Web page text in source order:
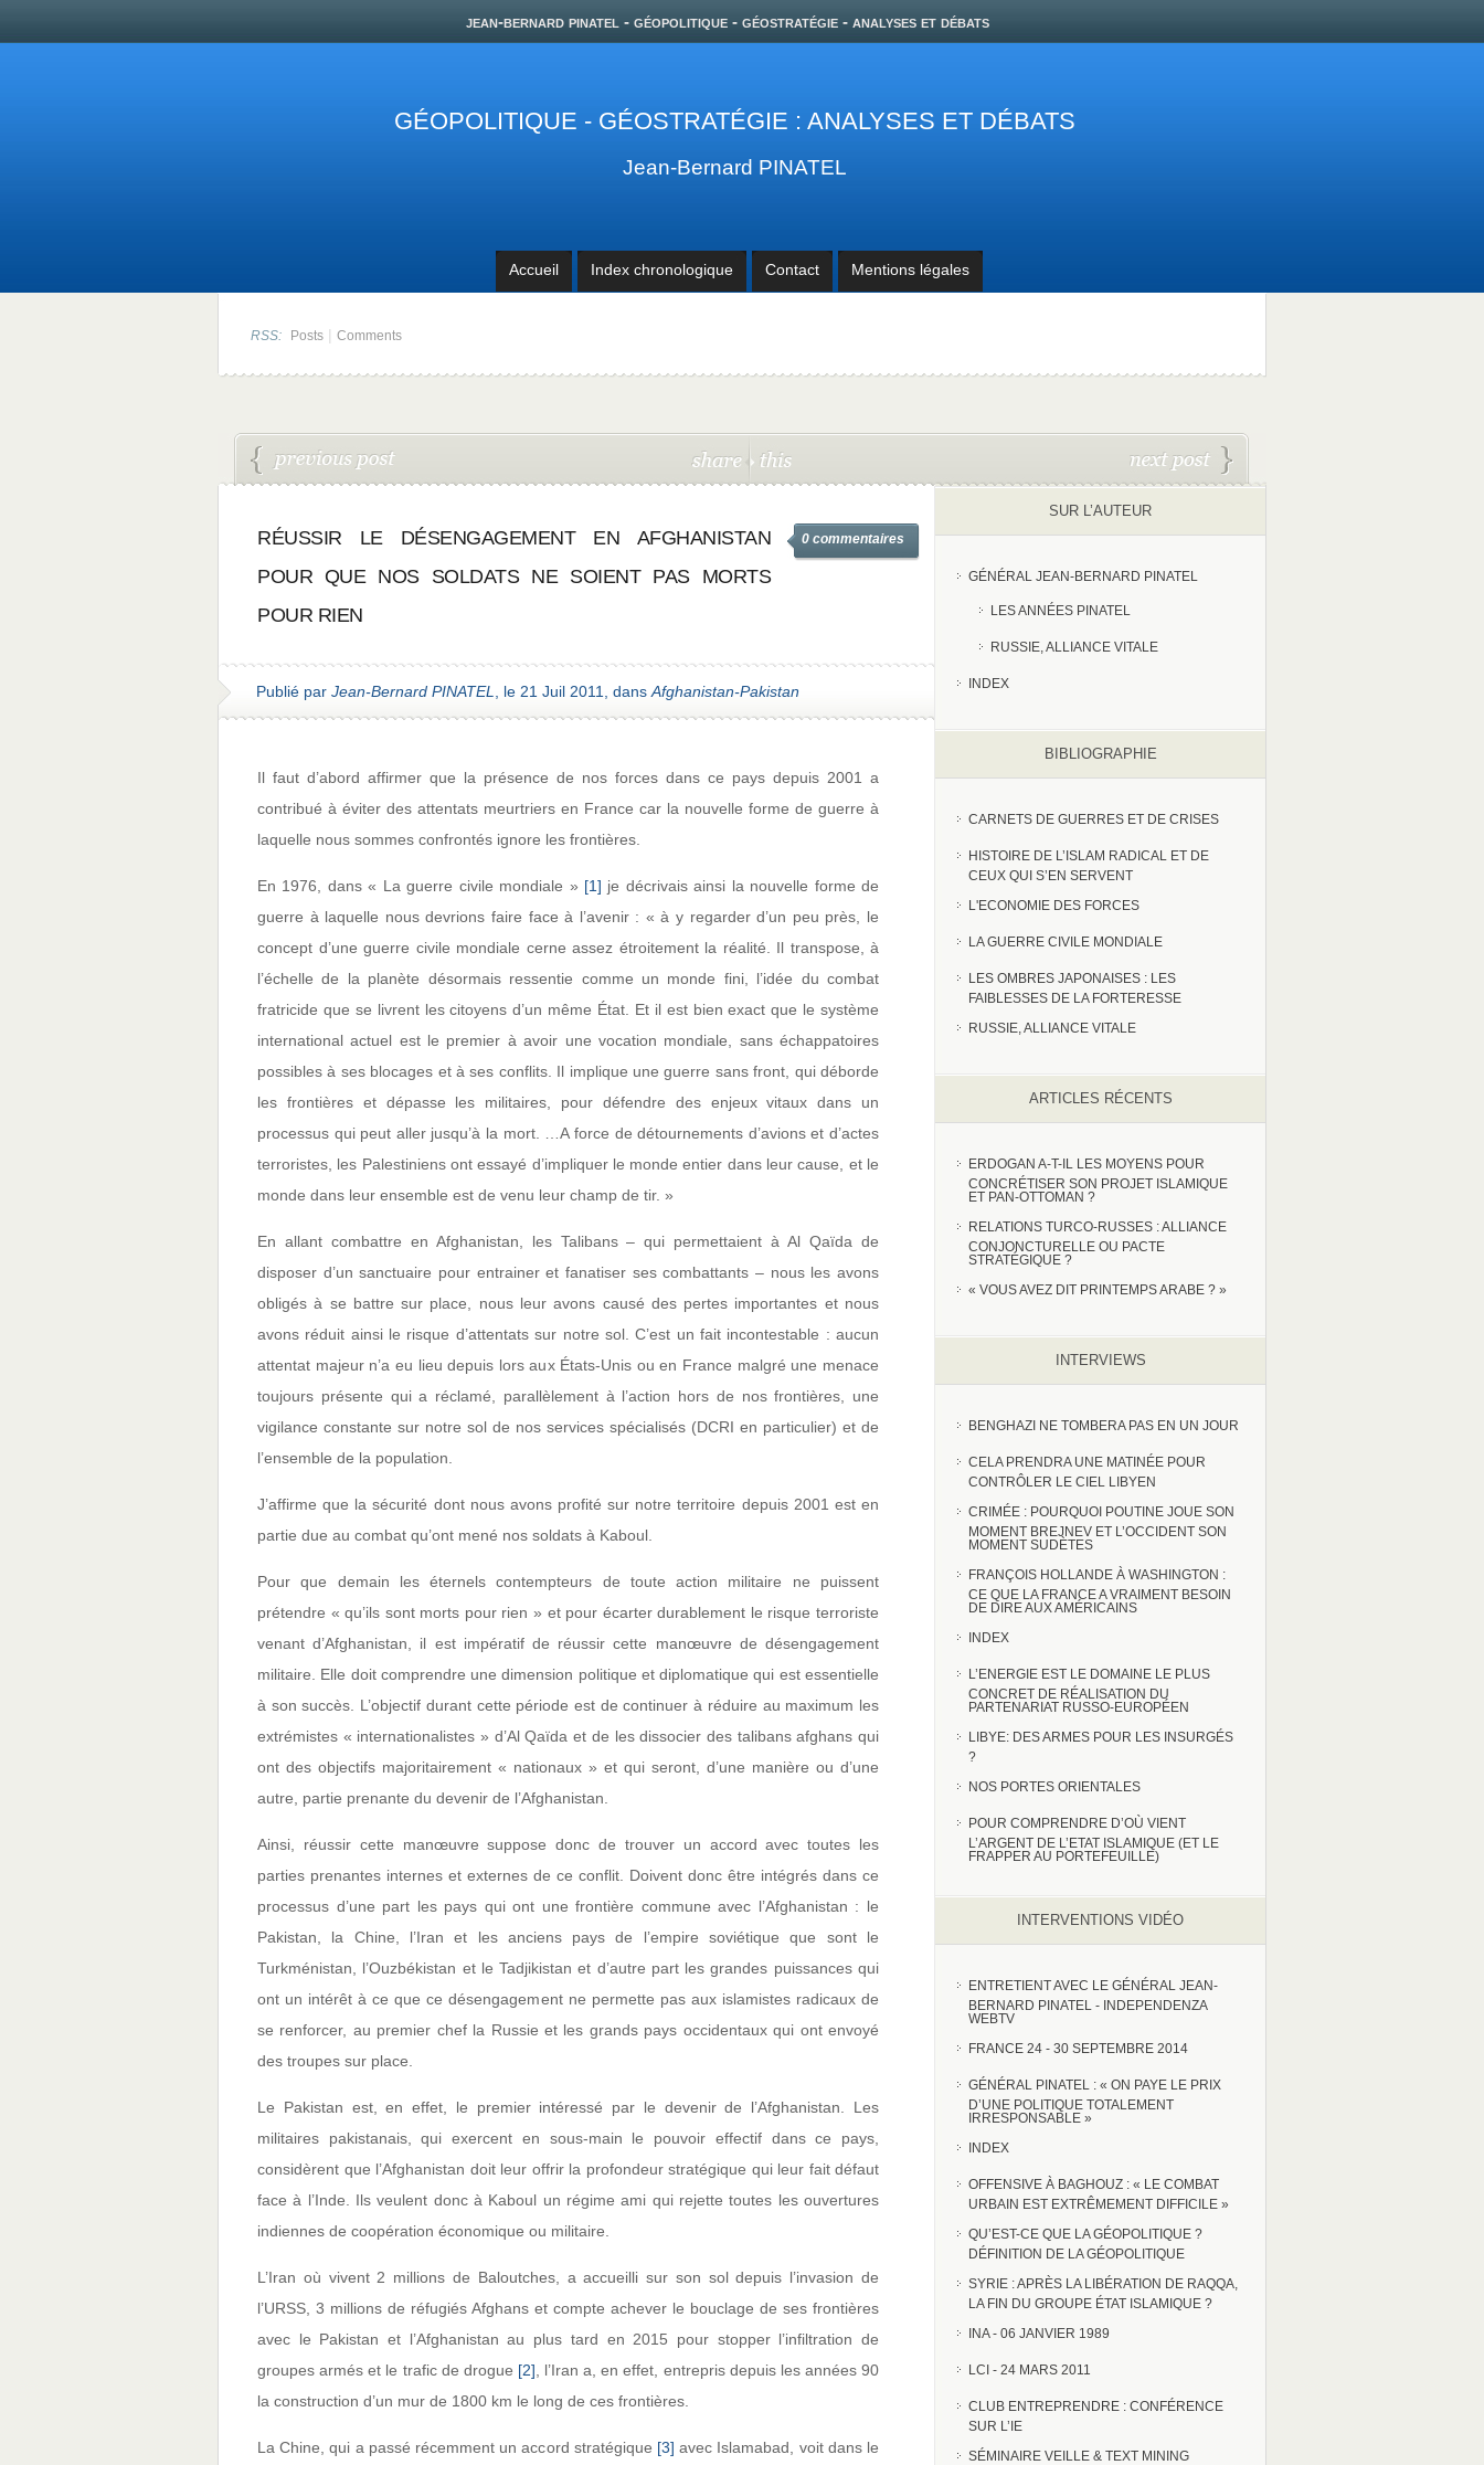
jean-bernard pinatel - géopolitique - géostratégie - analyses et débats
GÉOPOLITIQUE - GÉOSTRATÉGIE : ANALYSES ET DÉBATS
Jean-Bernard PINATEL
Accueil Index chronologique Contact Mentions légales
RSS: Posts | Comments
RÉUSSIR LE DÉSENGAGEMENT EN AFGHANISTAN
POUR QUE NOS SOLDATS NE SOIENT PAS MORTS
POUR RIEN
0 commentaires
Publié par Jean-Bernard PINATEL , le 21 Juil 2011, dans Afghanistan-Pakistan
Il faut d’abord affirmer que la présence de nos forces dans ce pays depuis 2001 a
contribué à éviter des attentats meurtriers en France car la nouvelle forme de guerre à
laquelle nous sommes confrontés ignore les frontières.
En 1976, dans « La guerre civile mondiale » [1] je décrivais ainsi la nouvelle forme de
guerre à laquelle nous devrions faire face à l’avenir : « à y regarder d’un peu près, le
concept d’une guerre civile mondiale cerne assez étroitement la réalité. Il transpose, à
l’échelle de la planète désormais ressentie comme un monde fini, l’idée du combat
fratricide que se livrent les citoyens d’un même État. Et il est bien exact que le système
international actuel est le premier à avoir une vocation mondiale, sans échappatoires
possibles à ses blocages et à ses conflits. Il implique une guerre sans front, qui déborde
les frontières et dépasse les militaires, pour défendre des enjeux vitaux dans un
processus qui peut aller jusqu’à la mort. …A force de détournements d’avions et d’actes
terroristes, les Palestiniens ont essayé d’impliquer le monde entier dans leur cause, et le
monde dans leur ensemble est de venu leur champ de tir. »
En allant combattre en Afghanistan, les Talibans – qui permettaient à Al Qaïda de
disposer d’un sanctuaire pour entrainer et fanatiser ses combattants – nous les avons
obligés à se battre sur place, nous leur avons causé des pertes importantes et nous
avons réduit ainsi le risque d’attentats sur notre sol. C’est un fait incontestable : aucun
attentat majeur n’a eu lieu depuis lors aux États-Unis ou en France malgré une menace
toujours présente qui a réclamé, parallèlement à l’action hors de nos frontières, une
vigilance constante sur notre sol de nos services spécialisés (DCRI en particulier) et de
l’ensemble de la population.
J’affirme que la sécurité dont nous avons profité sur notre territoire depuis 2001 est en
partie due au combat qu’ont mené nos soldats à Kaboul.
Pour que demain les éternels contempteurs de toute action militaire ne puissent
prétendre « qu’ils sont morts pour rien » et pour écarter durablement le risque terroriste
venant d’Afghanistan, il est impératif de réussir cette manœuvre de désengagement
militaire. Elle doit comprendre une dimension politique et diplomatique qui est essentielle
à son succès. L’objectif durant cette période est de continuer à réduire au maximum les
extrémistes « internationalistes » d’Al Qaïda et de les dissocier des talibans afghans qui
ont des objectifs majoritairement « nationaux » et qui seront, d’une manière ou d’une
autre, partie prenante du devenir de l’Afghanistan.
Ainsi, réussir cette manœuvre suppose donc de trouver un accord avec toutes les
parties prenantes internes et externes de ce conflit. Doivent donc être intégrés dans ce
processus d’une part les pays qui ont une frontière commune avec l’Afghanistan : le
Pakistan, la Chine, l’Iran et les anciens pays de l’empire soviétique que sont le
Turkménistan, l’Ouzbékistan et le Tadjikistan et d’autre part les grandes puissances qui
ont un intérêt à ce que ce désengagement ne permette pas aux islamistes radicaux de
se renforcer, au premier chef la Russie et les grands pays occidentaux qui ont envoyé
des troupes sur place.
Le Pakistan est, en effet, le premier intéressé par le devenir de l’Afghanistan. Les
militaires pakistanais, qui exercent en sous-main le pouvoir effectif dans ce pays,
considèrent que l’Afghanistan doit leur offrir la profondeur stratégique qui leur fait défaut
face à l’Inde. Ils veulent donc à Kaboul un régime ami qui rejette toutes les ouvertures
indiennes de coopération économique ou militaire.
L’Iran où vivent 2 millions de Baloutches, a accueilli sur son sol depuis l’invasion de
l’URSS, 3 millions de réfugiés Afghans et compte achever le bouclage de ses frontières
avec le Pakistan et l’Afghanistan au plus tard en 2015 pour stopper l’infiltration de
groupes armés et le trafic de drogue [2] , l’Iran a, en effet, entrepris depuis les années 90
la construction d’un mur de 1800 km le long de ces frontières.
La Chine, qui a passé récemment un accord stratégique [3] avec Islamabad, voit dans le
SUR L’AUTEUR
GÉNÉRAL JEAN-BERNARD PINATEL
LES ANNÉES PINATEL
RUSSIE, ALLIANCE VITALE
INDEX
BIBLIOGRAPHIE
CARNETS DE GUERRES ET DE CRISES
HISTOIRE DE L’ISLAM RADICAL ET DE
CEUX QUI S’EN SERVENT
L'ECONOMIE DES FORCES
LA GUERRE CIVILE MONDIALE
LES OMBRES JAPONAISES : LES
FAIBLESSES DE LA FORTERESSE
RUSSIE, ALLIANCE VITALE
ARTICLES RÉCENTS
ERDOGAN A-T-IL LES MOYENS POUR
CONCRÉTISER SON PROJET ISLAMIQUE
ET PAN-OTTOMAN ?
RELATIONS TURCO-RUSSES : ALLIANCE
CONJONCTURELLE OU PACTE
STRATÉGIQUE ?
« VOUS AVEZ DIT PRINTEMPS ARABE ? »
INTERVIEWS
BENGHAZI NE TOMBERA PAS EN UN JOUR
CELA PRENDRA UNE MATINÉE POUR
CONTRÔLER LE CIEL LIBYEN
CRIMÉE : POURQUOI POUTINE JOUE SON
MOMENT BREJNEV ET L’OCCIDENT SON
MOMENT SUDÈTES
FRANÇOIS HOLLANDE À WASHINGTON :
CE QUE LA FRANCE A VRAIMENT BESOIN
DE DIRE AUX AMÉRICAINS
INDEX
L’ENERGIE EST LE DOMAINE LE PLUS
CONCRET DE RÉALISATION DU
PARTENARIAT RUSSO-EUROPÉEN
LIBYE: DES ARMES POUR LES INSURGÉS
?
NOS PORTES ORIENTALES
POUR COMPRENDRE D’OÙ VIENT
L’ARGENT DE L’ETAT ISLAMIQUE (ET LE
FRAPPER AU PORTEFEUILLE)
INTERVENTIONS VIDÉO
ENTRETIENT AVEC LE GÉNÉRAL JEAN-
BERNARD PINATEL - INDEPENDENZA
WEBTV
FRANCE 24 - 30 SEPTEMBRE 2014
GÉNÉRAL PINATEL : « ON PAYE LE PRIX
D’UNE POLITIQUE TOTALEMENT
IRRESPONSABLE »
INDEX
OFFENSIVE À BAGHOUZ : « LE COMBAT
URBAIN EST EXTRÊMEMENT DIFFICILE »
QU’EST-CE QUE LA GÉOPOLITIQUE ?
DÉFINITION DE LA GÉOPOLITIQUE
SYRIE : APRÈS LA LIBÉRATION DE RAQQA,
LA FIN DU GROUPE ÉTAT ISLAMIQUE ?
INA - 06 JANVIER 1989
LCI - 24 MARS 2011
CLUB ENTREPRENDRE : CONFÉRENCE
SUR L’IE
SÉMINAIRE VEILLE & TEXT MINING